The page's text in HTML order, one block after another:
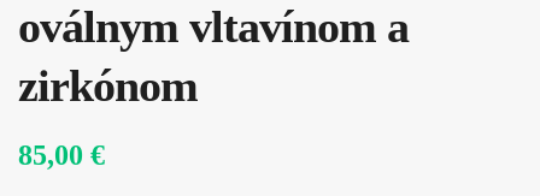
oválnym vltavínom a
zirkónom
85,00 €